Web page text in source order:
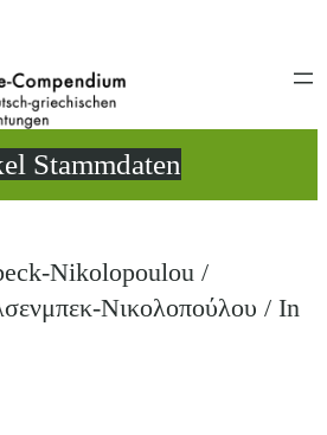
Stammdaten
Nikolopoulou /
Νικολοπούλου / In